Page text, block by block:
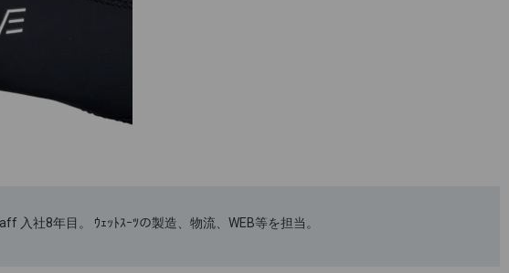
入社8年目。 ｳｪｯﾄｽｰﾂの製造、物流、WEB等を担当。